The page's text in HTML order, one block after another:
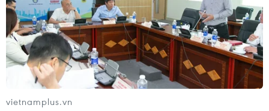
vietnamplus.vn